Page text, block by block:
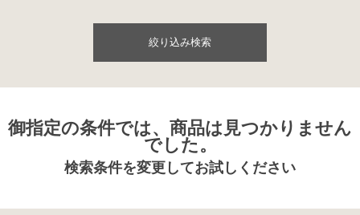
絞り込み検索
御指定の条件では、商品は見つかりません
でした。
検索条件を変更してお試しください